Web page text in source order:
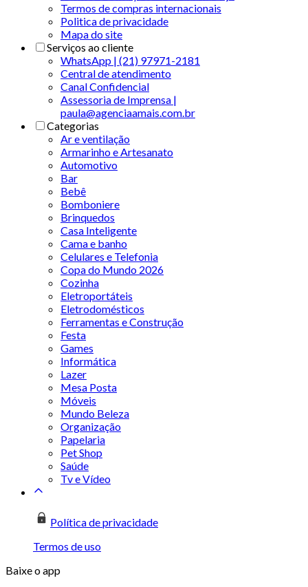
Termos de compras internacionais
Politica de privacidade
Mapa do site
Serviços ao cliente
WhatsApp | (21) 97971-2181
Central de atendimento
Canal Confidencial
Assessoria de Imprensa |
paula@agenciaamais.com.br
Categorias
Ar e ventilação
Armarinho e Artesanato
Automotivo
Bar
Bebê
Bomboniere
Brinquedos
Casa Inteligente
Cama e banho
Celulares e Telefonia
Copa do Mundo 2026
Cozinha
Eletroportáteis
Eletrodomésticos
Ferramentas e Construção
Festa
Games
Informática
Lazer
Mesa Posta
Móveis
Mundo Beleza
Organização
Papelaria
Pet Shop
Saúde
Tv e Vídeo
Política de privacidade
Termos de uso
Baixe o app